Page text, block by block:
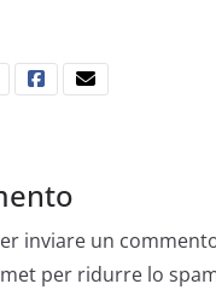
inviare un
per ridurre lo